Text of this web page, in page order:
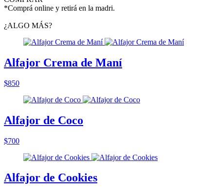
*Comprá online y retirá en la madri.
¿ALGO MÁS?
Alfajor Crema de Maní
$850
Alfajor de Coco
$700
Alfajor de Cookies